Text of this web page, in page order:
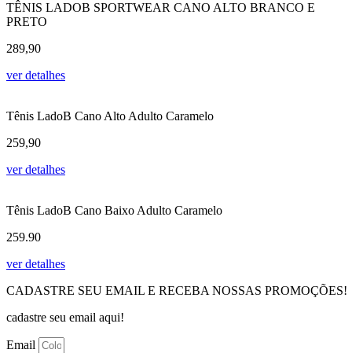
TÊNIS LADOB SPORTWEAR CANO ALTO BRANCO E
PRETO
289,90
ver detalhes
Tênis LadoB Cano Alto Adulto Caramelo
259,90
ver detalhes
Tênis LadoB Cano Baixo Adulto Caramelo
259.90
ver detalhes
CADASTRE SEU EMAIL E RECEBA NOSSAS PROMOÇÕES!
cadastre seu email aqui!
Email